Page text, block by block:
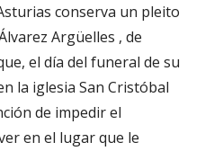
conserva un pleito
Argüelles , de
el día del funeral de su
la iglesia San Cristóbal
de impedir el
en el lugar que le